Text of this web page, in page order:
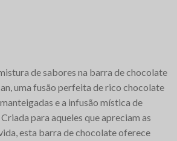
de sabores na barra de chocolate
uma fusão perfeita de rico chocolate
e a infusão mística de
para aqueles que apreciam as
esta barra de chocolate oferece